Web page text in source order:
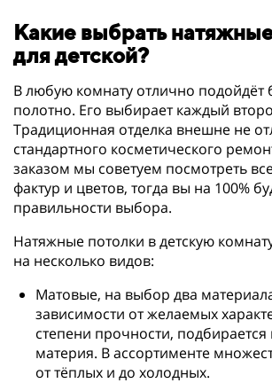
Какие выбрать
для детской?
В любую комнату отлично подойдёт
полотно. Его выбирает каждый
Традиционная отделка внешне не
стандартного косметического
заказом мы советуем посмотреть
фактур и цветов, тогда вы на 100%
правильности выбора.
Натяжные потолки в детскую
на несколько видов:
Матовые, на выбор два
зависимости от желаемых
степени прочности,
материя. В ассортименте
от тёплых и до холодных.